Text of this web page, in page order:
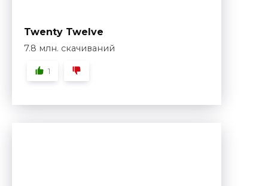
Twenty Twelve
7.8 млн. скачиваний
1